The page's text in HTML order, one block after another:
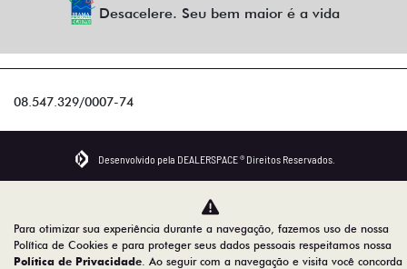
Desacelere. Seu bem maior é a vida
08.547.329/0007-74
Desenvolvido pela DEALERSPACE ® Direitos Reservados.
Para otimizar sua experiência durante a navegação, fazemos uso de nossa
Política de Cookies e para proteger seus dados pessoais respeitamos nossa
Política de Privacidade. Ao seguir com a navegação e visita você concorda